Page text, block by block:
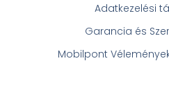
Adatkezelési
Garancia és
Mobilpont